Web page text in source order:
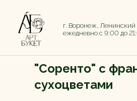
г. Воронеж, Ленинский
ежедневно с 9:00 до
"Соренто" с
сухоцветами